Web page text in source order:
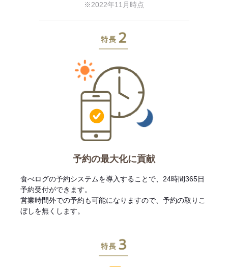
※2022年11月時点
予約の最大化に貢献
食べログの予約システムを導入することで、24時間365日
予約受付ができます。
営業時間外での予約も可能になりますので、予約の取りこ
ぼしを無くします。